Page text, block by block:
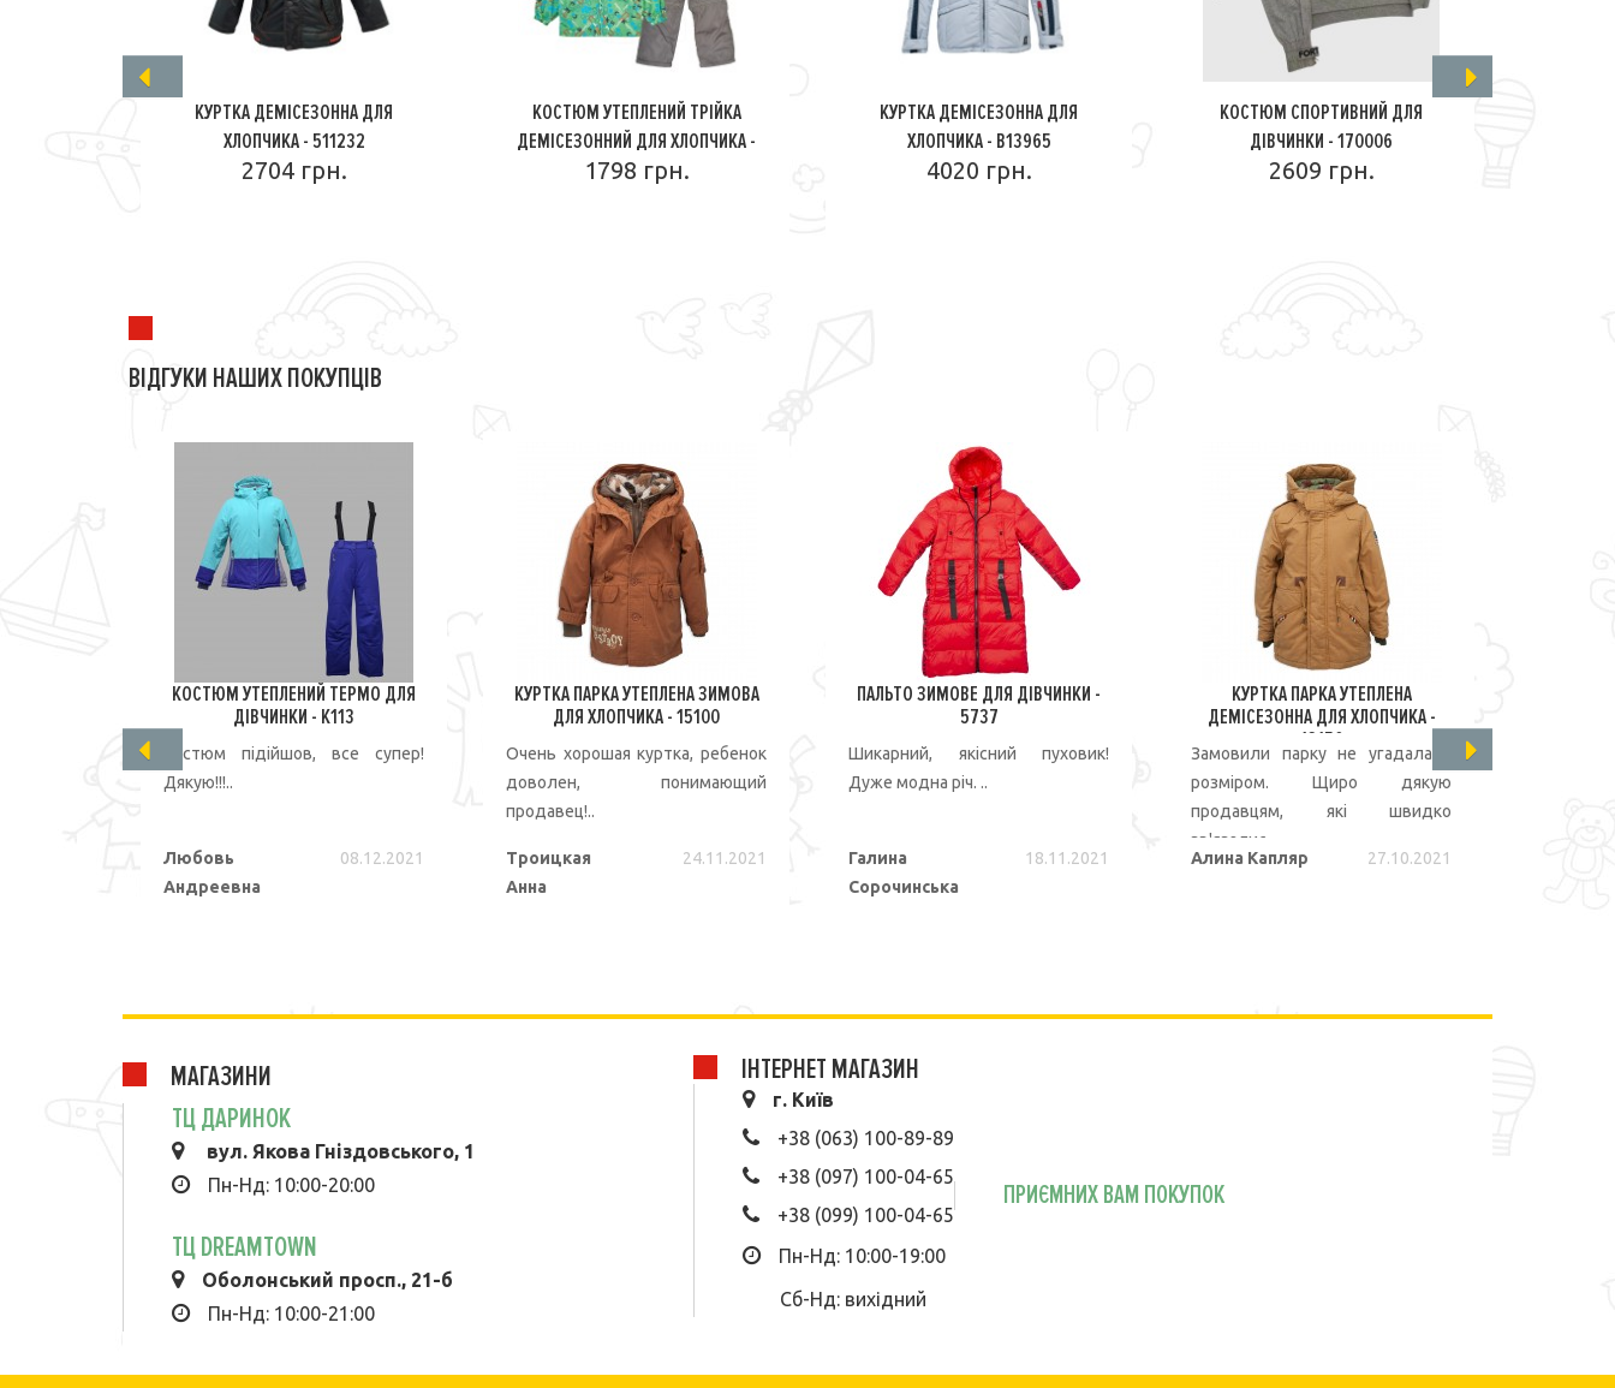
КУРТКА ДЕМІСЕЗОННА ДЛЯ
ХЛОПЧИКА - 511232
2704 грн.
КОСТЮМ УТЕПЛЕНИЙ ТРІЙКА
ДЕМІСЕЗОННИЙ ДЛЯ ХЛОПЧИКА -
1598D
1798 грн.
КУРТКА ДЕМІСЕЗОННА ДЛЯ
ХЛОПЧИКА - B13965
4020 грн.
КОСТЮМ СПОРТИВНИЙ ДЛЯ
ДІВЧИНКИ - 170006
2609 грн.
ВІДГУКИ НАШИХ ПОКУПЦІВ
КОСТЮМ УТЕПЛЕНИЙ ТЕРМО ДЛЯ
ДІВЧИНКИ - K113
Костюм підійшов, все супер!
Дякую!!!..
Любовь
Андреевна
08.12.2021
КУРТКА ПАРКА УТЕПЛЕНА ЗИМОВА
ДЛЯ ХЛОПЧИКА - 15100
Очень хорошая куртка, ребенок
доволен, понимающий
продавец!..
Троицкая
Анна
24.11.2021
ПАЛЬТО ЗИМОВЕ ДЛЯ ДІВЧИНКИ -
5737
Шикарний, якісний пуховик!
Дуже модна річ. ..
Галина
Сорочинська
18.11.2021
КУРТКА ПАРКА УТЕПЛЕНА
ДЕМІСЕЗОННА ДЛЯ ХЛОПЧИКА -
13150
Замовили парку не угадала з
розміром. Щиро дякую
продавцям, які швидко
зв'язалис..
Алина Капляр
27.10.2021
МАГАЗИНИ
ТЦ ДАРИНОК
вул. Якова Гніздовського, 1
Пн-Нд: 10:00-20:00
ТЦ DREAMTOWN
Оболонський просп., 21-б
Пн-Нд: 10:00-21:00
ІНТЕРНЕТ МАГАЗИН
г. Київ
+38 (063) 100-89-89
+38 (097) 100-04-65
+38 (099) 100-04-65
Пн-Нд: 10:00-19:00
Сб-Нд: вихідний
ПРИЄМНИХ ВАМ ПОКУПОК